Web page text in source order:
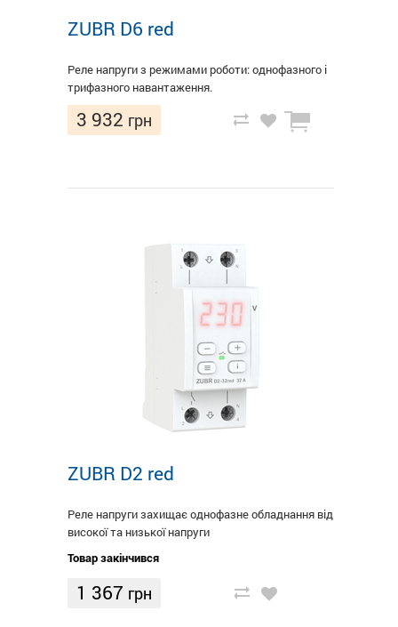
ZUBR D6 red
Реле напруги з режимами роботи: однофазного і
трифазного навантаження.
3 932 грн
ZUBR D2 red
Реле напруги захищає однофазне обладнання від
високої та низької напруги
Товар закінчився
1 367 грн